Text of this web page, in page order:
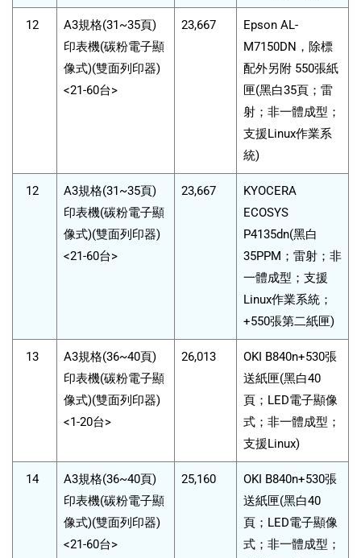
12
A3規格(31~35頁)
印表機(碳粉電子顯
像式)(雙面列印器)
<21-60台>
23,667
Epson AL-
M7150DN，除標
配外另附 550張紙
匣(黑白35頁；雷
射；非一體成型；
支援Linux作業系
統)
12
A3規格(31~35頁)
印表機(碳粉電子顯
像式)(雙面列印器)
<21-60台>
23,667
KYOCERA
ECOSYS
P4135dn(黑白
35PPM；雷射；非
一體成型；支援
Linux作業系統；
+550張第二紙匣)
13
A3規格(36~40頁)
印表機(碳粉電子顯
像式)(雙面列印器)
<1-20台>
26,013
OKI B840n+530張
送紙匣(黑白40
頁；LED電子顯像
式；非一體成型；
支援Linux)
14
A3規格(36~40頁)
印表機(碳粉電子顯
像式)(雙面列印器)
<21-60台>
25,160
OKI B840n+530張
送紙匣(黑白40
頁；LED電子顯像
式；非一體成型；